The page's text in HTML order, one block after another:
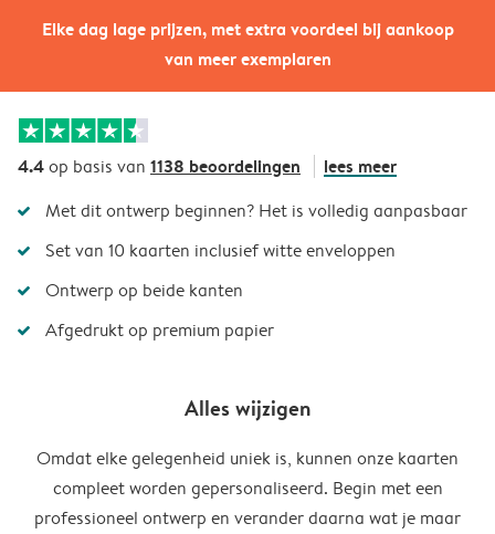
Elke dag lage prijzen, met extra voordeel bij aankoop
van meer exemplaren
4.4op basis van 1138 beoordelingen lees meer
Met dit ontwerp beginnen? Het is volledig aanpasbaar
Set van 10 kaarten inclusief witte enveloppen
Ontwerp op beide kanten
Afgedrukt op premium papier
Alles wijzigen
Omdat elke gelegenheid uniek is, kunnen onze kaarten
compleet worden gepersonaliseerd. Begin met een
professioneel ontwerp en verander daarna wat je maar